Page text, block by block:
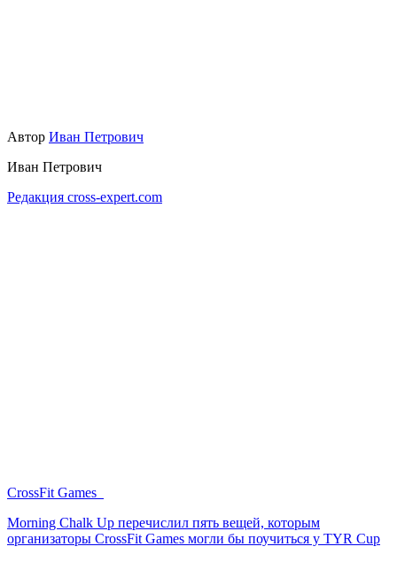
Автор Иван Петрович
Иван Петрович
Редакция cross-expert.com
CrossFit Games
Morning Chalk Up перечислил пять вещей, которым
организаторы CrossFit Games могли бы поучиться у TYR Cup